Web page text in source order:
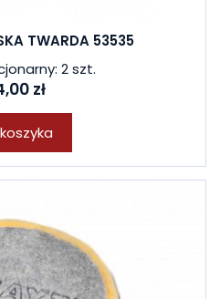
TWARDA 53535
2 szt.
zł